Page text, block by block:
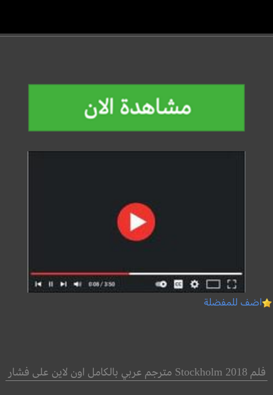
اضف للمفضلة
فلم Stockholm 2018 مترجم عربي بالكامل اون لاين على فشار